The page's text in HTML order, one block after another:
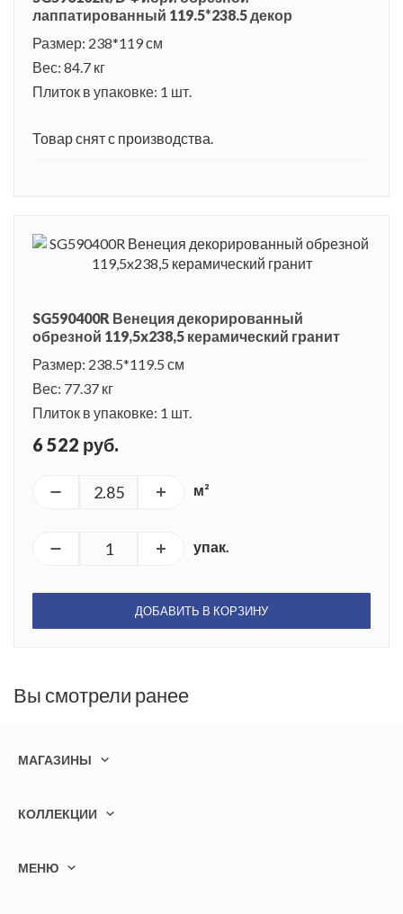
лаппатированный 119.5*238.5 декор
Размер: 238*119 см
Вес: 84.7 кг
Плиток в упаковке: 1 шт.
Товар снят с производства.
SG590400R Венеция декорированный
обрезной 119,5x238,5 керамический гранит
Размер: 238.5*119.5 см
Вес: 77.37 кг
Плиток в упаковке: 1 шт.
6 522 руб.
м²
упак.
ДОБАВИТЬ В КОРЗИНУ
Вы смотрели ранее
МАГАЗИНЫ
КОЛЛЕКЦИИ
МЕНЮ